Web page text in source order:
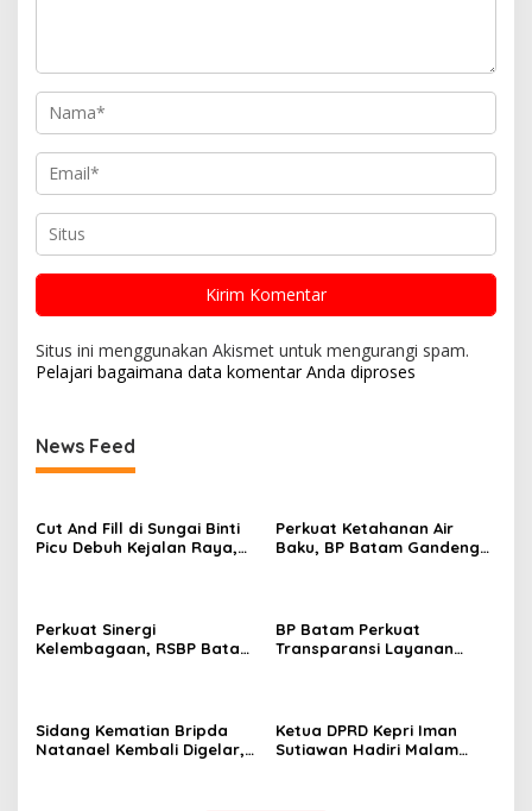
Situs ini menggunakan Akismet untuk mengurangi spam.
Pelajari bagaimana data komentar Anda diproses
News Feed
Cut And Fill di Sungai Binti
Picu Debuh Kejalan Raya,
Perkuat Ketahanan Air
Baku, BP Batam Gandeng
Perkuat Sinergi
Kelembagaan, RSBP Batam
BP Batam Perkuat
Transparansi Layanan
Sidang Kematian Bripda
Natanael Kembali Digelar,
Ketua DPRD Kepri Iman
Sutiawan Hadiri Malam